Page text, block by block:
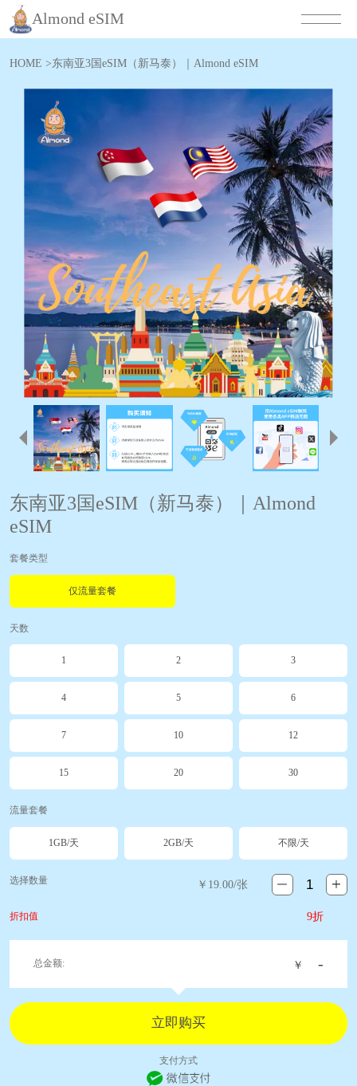
Almond eSIM
HOME >东南亚3国eSIM（新马泰）｜Almond eSIM
东南亚3国eSIM（新马泰）｜Almond
eSIM
套餐类型
仅流量套餐
天数
1 2 3
4 5 6
7 10 12
15 20 30
流量套餐
1GB/天 2GB/天 不限/天
选择数量 ￥ 19.00/张
折扣值 9折
总金额: ￥ -
支付方式